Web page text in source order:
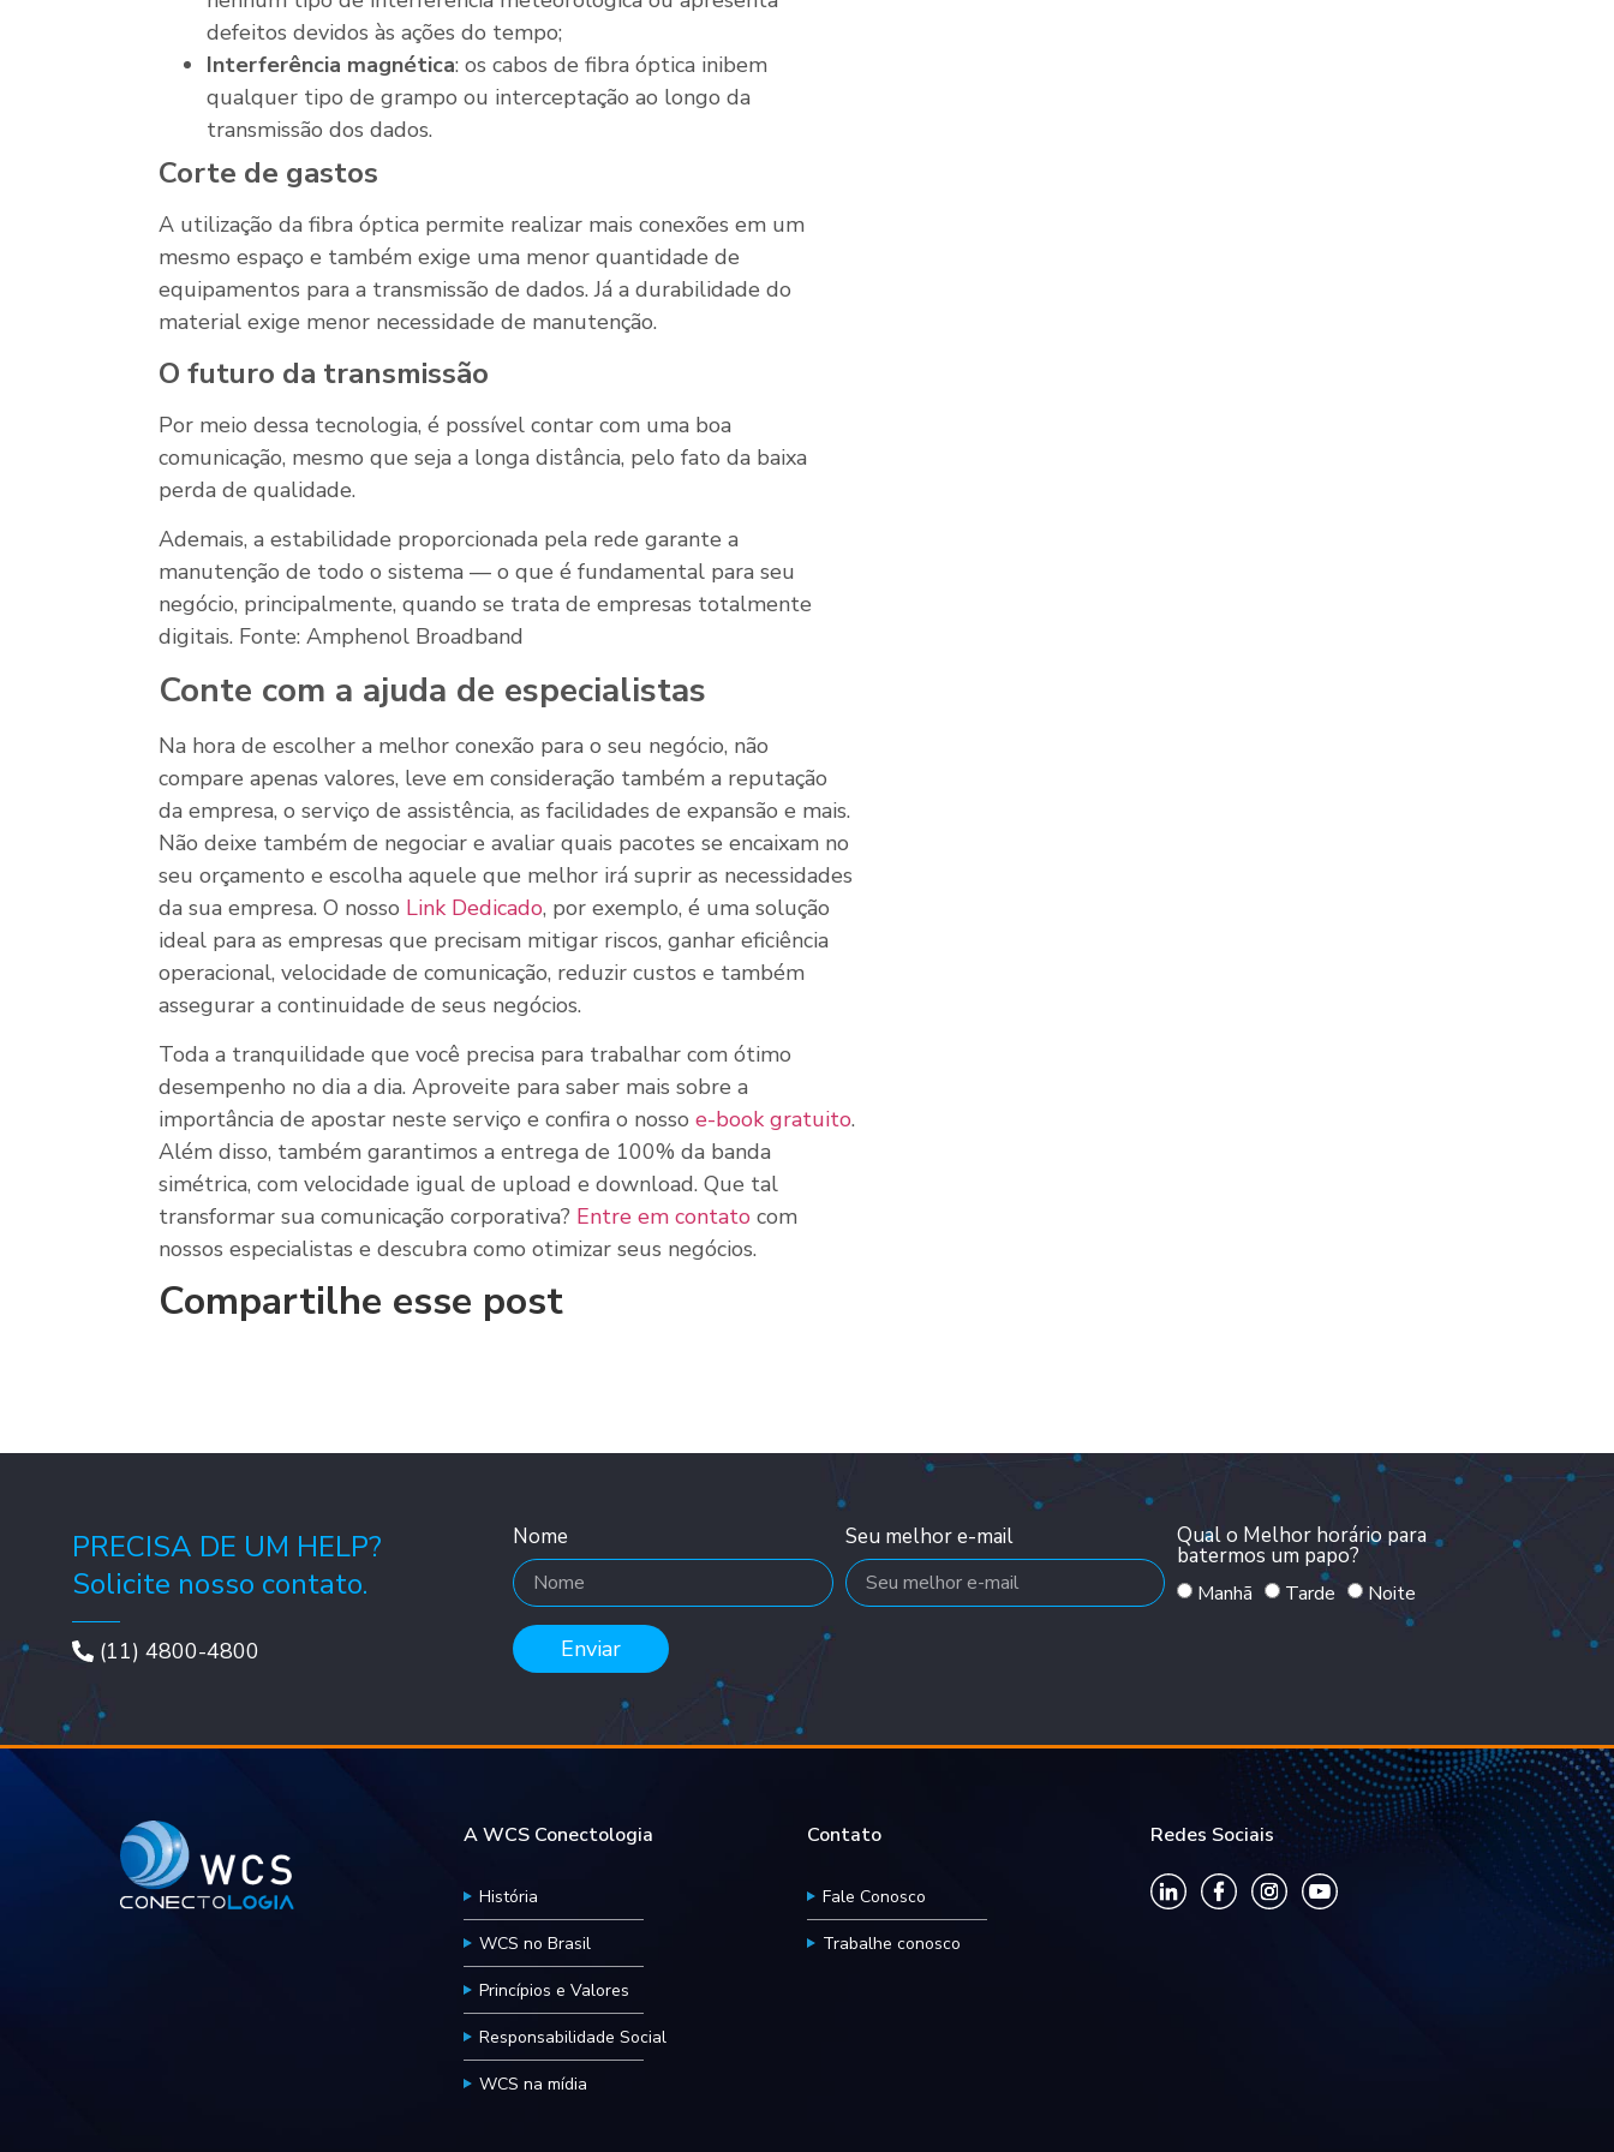
defeitos devidos às ações do tempo;
Interferência magnética: os cabos de fibra óptica inibem
qualquer tipo de grampo ou interceptação ao longo da
transmissão dos dados.
Corte de gastos
A utilização da fibra óptica permite realizar mais conexões em um
mesmo espaço e também exige uma menor quantidade de
equipamentos para a transmissão de dados. Já a durabilidade do
material exige menor necessidade de manutenção.
O futuro da transmissão
Por meio dessa tecnologia, é possível contar com uma boa
comunicação, mesmo que seja a longa distância, pelo fato da baixa
perda de qualidade.
Ademais, a estabilidade proporcionada pela rede garante a
manutenção de todo o sistema — o que é fundamental para seu
negócio, principalmente, quando se trata de empresas totalmente
digitais. Fonte: Amphenol Broadband
Conte com a ajuda de especialistas
Na hora de escolher a melhor conexão para o seu negócio, não
compare apenas valores, leve em consideração também a reputação
da empresa, o serviço de assistência, as facilidades de expansão e mais.
Não deixe também de negociar e avaliar quais pacotes se encaixam no
seu orçamento e escolha aquele que melhor irá suprir as necessidades
da sua empresa. O nosso Link Dedicado, por exemplo, é uma solução
ideal para as empresas que precisam mitigar riscos, ganhar eficiência
operacional, velocidade de comunicação, reduzir custos e também
assegurar a continuidade de seus negócios.
Toda a tranquilidade que você precisa para trabalhar com ótimo
desempenho no dia a dia. Aproveite para saber mais sobre a
importância de apostar neste serviço e confira o nosso e-book gratuito.
Além disso, também garantimos a entrega de 100% da banda
simétrica, com velocidade igual de upload e download. Que tal
transformar sua comunicação corporativa? Entre em contato com
nossos especialistas e descubra como otimizar seus negócios.
Compartilhe esse post
PRECISA DE UM HELP?
Solicite nosso contato.
(11) 4800-4800
Nome Seu melhor e-mail Qual o Melhor horário para
batermos um papo?
Manhã Tarde Noite
Enviar
A WCS Conectologia
História
WCS no Brasil
Princípios e Valores
Responsabilidade Social
WCS na mídia
Contato
Fale Conosco
Trabalhe conosco
Redes Sociais